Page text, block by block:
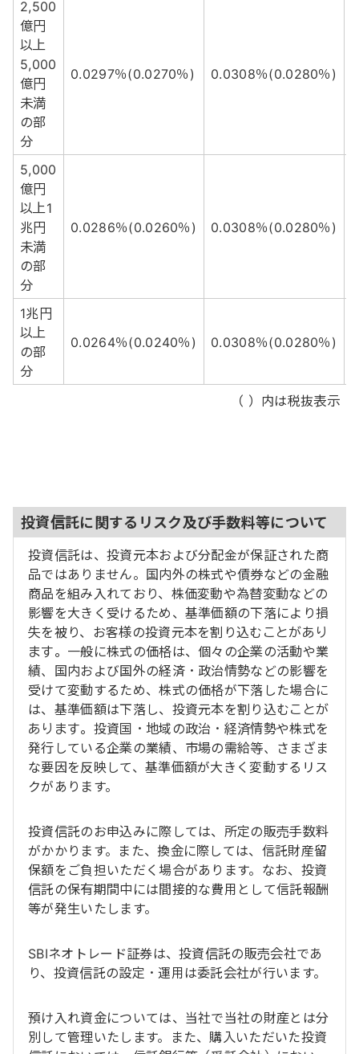
2,500
億円
以上
5,000
億円
未満
の部
分
0.0297％(0.0270％) 0.0308％(0.0280％)
5,000
億円
以上1
兆円
未満
の部
分
0.0286％(0.0260％) 0.0308％(0.0280％)
1兆円
以上
の部
分
0.0264％(0.0240％) 0.0308％(0.0280％)
（ ）内は税抜表示
投資信託に関するリスク及び手数料等について
投資信託は、投資元本および分配金が保証された商
品ではありません。国内外の株式や債券などの金融
商品を組み入れており、株価変動や為替変動などの
影響を大きく受けるため、基準価額の下落により損
失を被り、お客様の投資元本を割り込むことがあり
ます。一般に株式の価格は、個々の企業の活動や業
績、国内および国外の経済・政治情勢などの影響を
受けて変動するため、株式の価格が下落した場合に
は、基準価額は下落し、投資元本を割り込むことが
あります。投資国・地域の政治・経済情勢や株式を
発行している企業の業績、市場の需給等、さまざま
な要因を反映して、基準価額が大きく変動するリス
クがあります。
投資信託のお申込みに際しては、所定の販売手数料
がかかります。また、換金に際しては、信託財産留
保額をご負担いただく場合があります。なお、投資
信託の保有期間中には間接的な費用として信託報酬
等が発生いたします。
SBIネオトレード証券は、投資信託の販売会社であ
り、投資信託の設定・運用は委託会社が行います。
預け入れ資金については、当社で当社の財産とは分
別して管理いたします。また、購入いただいた投資